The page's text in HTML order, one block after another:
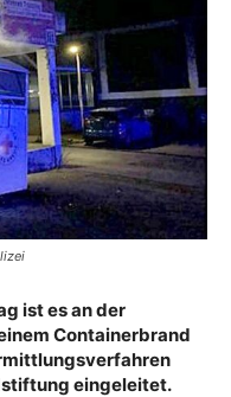
ist es an der
Containerbrand
eingeleitet.